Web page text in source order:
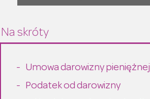
Umowa darowizny pieniężnej
Podatek od darowizny